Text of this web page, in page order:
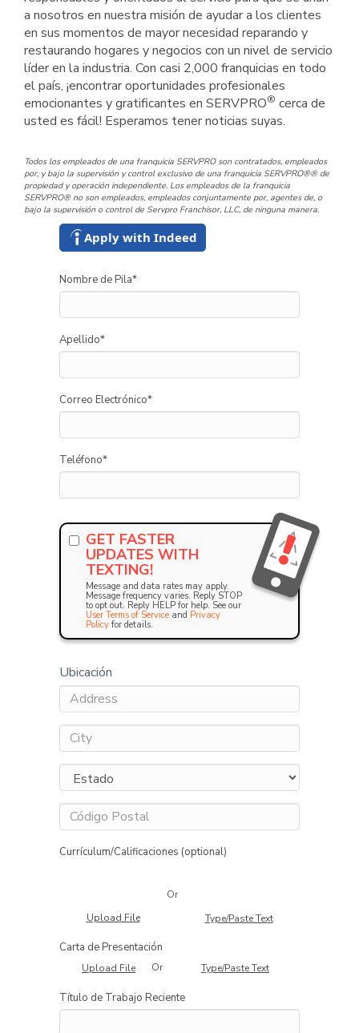
a nosotros en nuestra misión de ayudar a los clientes
en sus momentos de mayor necesidad reparando y
restaurando hogares y negocios con un nivel de servicio
líder en la industria. Con casi 2,000 franquicias en todo
el país, ¡encontrar oportunidades profesionales
emocionantes y gratificantes en SERVPRO® cerca de
usted es fácil! Esperamos tener noticias suyas.
Todos los empleados de una franquicia SERVPRO son contratados, empleados
por, y bajo la supervisión y control exclusivo de una franquicia SERVPRO®® de
propiedad y operación independiente. Los empleados de la franquicia
SERVPRO® no son empleados, empleados conjuntamente por, agentes de, o
bajo la supervisión o control de Servpro Franchisor, LLC, de ninguna manera.
Apply with Indeed
Nombre de Pila*
Apellido*
Correo Electrónico*
Teléfono*
GET FASTER
UPDATES WITH
TEXTING!
Message and data rates may apply.
Message frequency varies. Reply STOP
to opt out. Reply HELP for help. See our
User Terms of Service and Privacy
Policy for details.
Ubicación
Currículum/Calificaciones (optional)
Upload File
Or
Type/Paste Text
Carta de Presentación
Upload File Or Type/Paste Text
Título de Trabajo Reciente